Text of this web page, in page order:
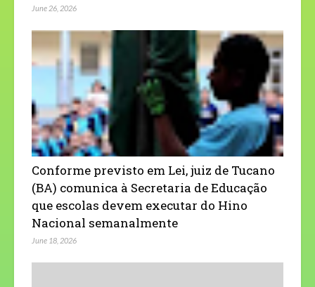
June 26, 2026
Conforme previsto em Lei, juiz de Tucano
(BA) comunica à Secretaria de Educação
que escolas devem executar do Hino
Nacional semanalmente
June 18, 2026